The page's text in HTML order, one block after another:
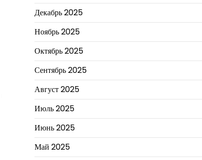
Декабрь 2025
Ноябрь 2025
Октябрь 2025
Сентябрь 2025
Август 2025
Июль 2025
Июнь 2025
Май 2025